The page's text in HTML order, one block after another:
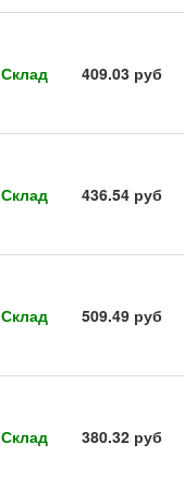
Склад 409.03 руб
Склад 436.54 руб
Склад 509.49 руб
Склад 380.32 руб